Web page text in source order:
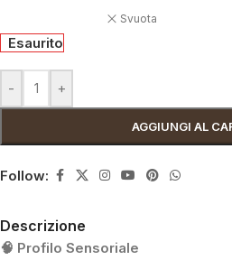
Svuota
Esaurito
- +
AGGIUNGI AL
Follow:
Descrizione
🧠 Profilo Sensoriale